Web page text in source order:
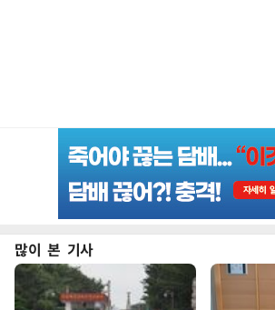
많이 본 기사